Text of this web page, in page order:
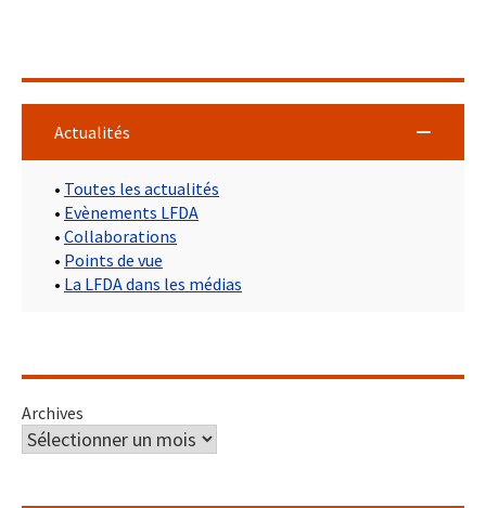
Actualités
• Toutes les actualités
• Evènements LFDA
• Collaborations
• Points de vue
• La LFDA dans les médias
Archives